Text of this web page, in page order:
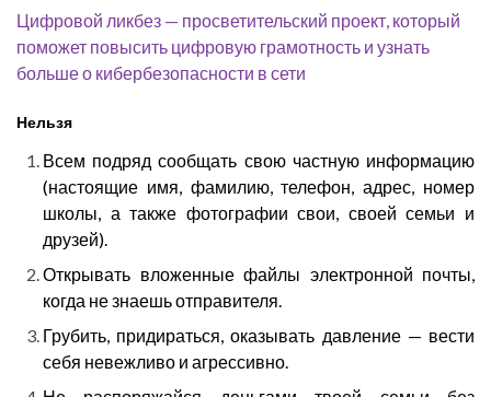
Цифровой ликбез — просветительский проект, который
поможет повысить цифровую грамотность и узнать
больше о кибербезопасности в сети
Нельзя
Всем подряд сообщать свою частную информацию
(настоящие имя, фамилию, телефон, адрес, номер
школы, а также фотографии свои, своей семьи и
друзей).
Открывать вложенные файлы электронной почты,
когда не знаешь отправителя.
Грубить, придираться, оказывать давление — вести
себя невежливо и агрессивно.